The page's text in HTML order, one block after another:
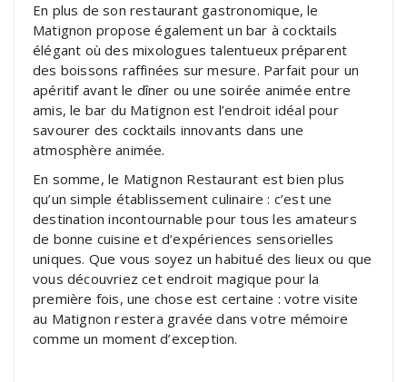
En plus de son restaurant gastronomique, le
Matignon propose également un bar à cocktails
élégant où des mixologues talentueux préparent
des boissons raffinées sur mesure. Parfait pour un
apéritif avant le dîner ou une soirée animée entre
amis, le bar du Matignon est l’endroit idéal pour
savourer des cocktails innovants dans une
atmosphère animée.
En somme, le Matignon Restaurant est bien plus
qu’un simple établissement culinaire : c’est une
destination incontournable pour tous les amateurs
de bonne cuisine et d’expériences sensorielles
uniques. Que vous soyez un habitué des lieux ou que
vous découvriez cet endroit magique pour la
première fois, une chose est certaine : votre visite
au Matignon restera gravée dans votre mémoire
comme un moment d’exception.